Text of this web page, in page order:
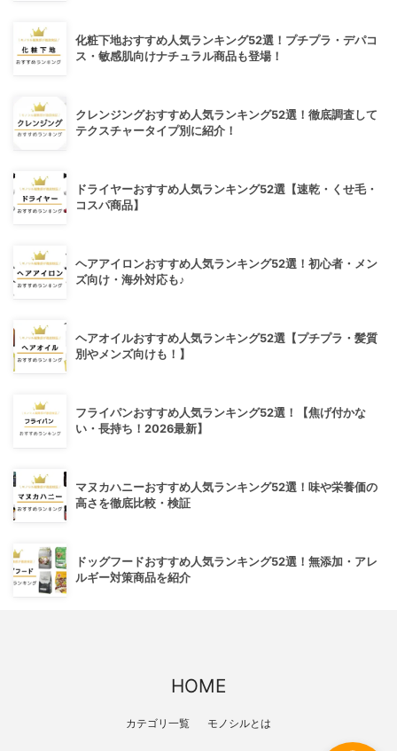
化粧下地おすすめ人気ランキング52選！プチプラ・デパコ
ス・敏感肌向けナチュラル商品も登場！
クレンジングおすすめ人気ランキング52選！徹底調査して
テクスチャータイプ別に紹介！
ドライヤーおすすめ人気ランキング52選【速乾・くせ毛・
コスパ商品】
ヘアアイロンおすすめ人気ランキング52選！初心者・メン
ズ向け・海外対応も♪
ヘアオイルおすすめ人気ランキング52選【プチプラ・髪質
別やメンズ向けも！】
フライパンおすすめ人気ランキング52選！【焦げ付かな
い・長持ち！2026最新】
マヌカハニーおすすめ人気ランキング52選！味や栄養価の
高さを徹底比較・検証
ドッグフードおすすめ人気ランキング52選！無添加・アレ
ルギー対策商品を紹介
HOME
カテゴリ一覧 モノシルとは